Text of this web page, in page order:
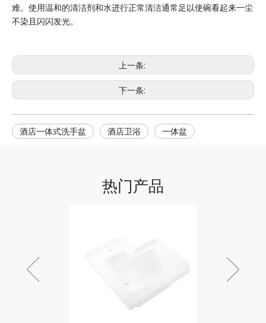
难。使用温和的清洁剂和水进行正常清洁通常足以使碗看起来一尘
不染且闪闪发光。
上一条:
下一条:
酒店一体式洗手盆 酒店卫浴 一体盆
热门产品